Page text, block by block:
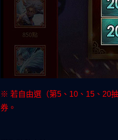
※ 若自由選（第5、10、15、20
券。